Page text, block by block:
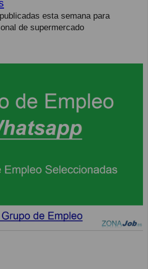
esta semana para
de supermercado